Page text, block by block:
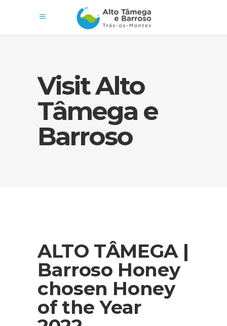
Visit Alto
Tâmega e
Barroso
ALTO TÂMEGA |
Barroso Honey
chosen Honey
of the Year